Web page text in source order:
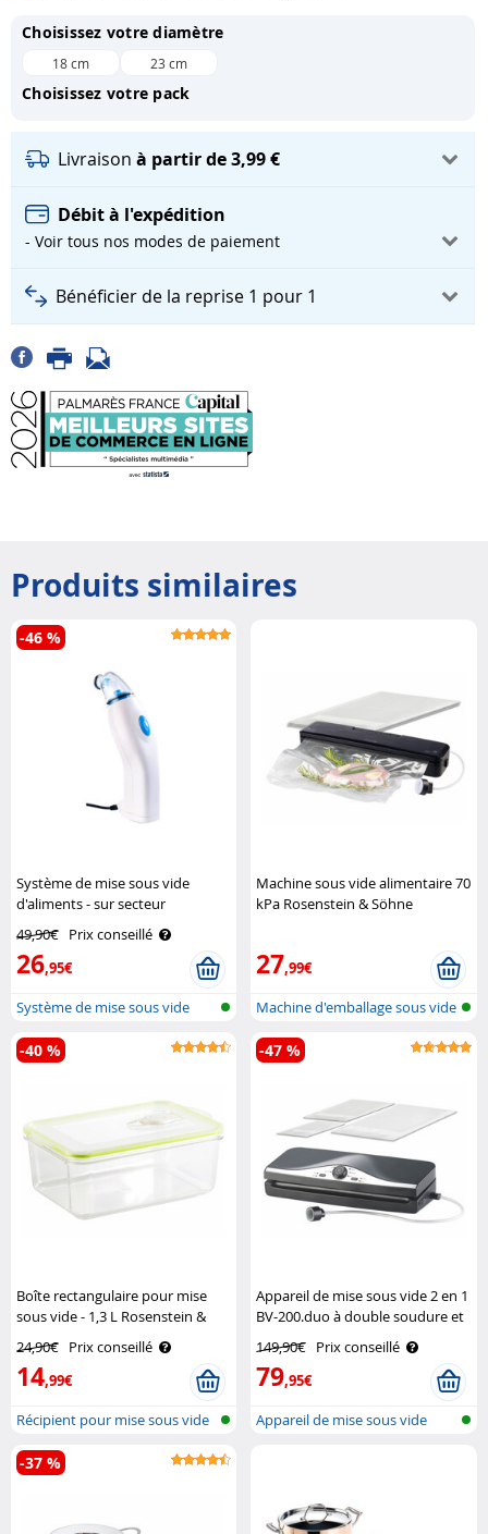
Choisissez votre diamètre
18 cm 23 cm
Choisissez votre pack
Livraison à partir de 3,99 €
Débit à l'expédition
- Voir tous nos modes de paiement
Bénéficier de la reprise 1 pour 1
Produits similaires
Système de mise sous vide
d'aliments - sur secteur
Rosenstein & Söhne
49,90€ Prix conseillé
26,95€
-46 %
Système de mise sous vide
Machine sous vide alimentaire 70
kPa Rosenstein & Söhne
27,99€
Machine d'emballage sous vide
2 en ..
Boîte rectangulaire pour mise
sous vide - 1,3 L Rosenstein &
24,90€ Prix conseillé
14,99€
-40 %
Récipient pour mise sous vide
manue..
Appareil de mise sous vide 2 en 1
BV-200.duo à double soudure et
cutter intégré Rosenstein &
Söhne
149,90€ Prix conseillé
79,95€
-47 %
Appareil de mise sous vide
-37 %